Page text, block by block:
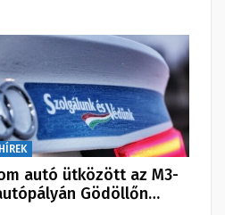
autó ütközött az M3-
Gödöllőn…